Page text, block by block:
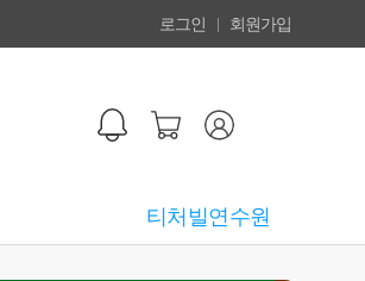
로그인 회원가입
티처빌연수원